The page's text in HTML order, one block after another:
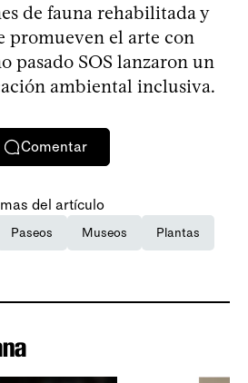
de fauna rehabilitada y
promueven el arte con
pasado SOS lanzaron un
ambiental inclusiva.
Comentar
del artículo
Paseos Museos Plantas